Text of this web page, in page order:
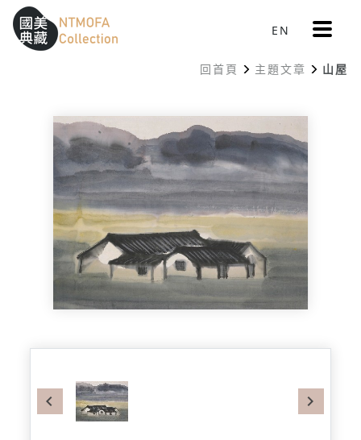
跳到中間主要內容區
網站導覽
::: EN 更
多
單
回首頁 主題文章 山屋
Previous